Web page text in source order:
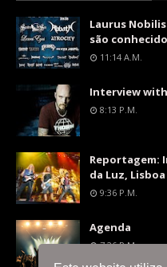
Laurus
são
11:14 A.m.
Interview
8:13 P.m.
Reportagem:
da Luz, Lisboa
9:36 P.m.
Agenda
7:26 P.m.